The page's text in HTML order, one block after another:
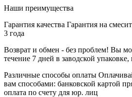
Наши преимущества
Гарантия качества Гарантия на
3 года
Возврат и обмен - без проблем! Вы
течение 7 дней в заводской
Различные способы оплаты
вам способами: банковской картой
оплата по счету для юр. лиц